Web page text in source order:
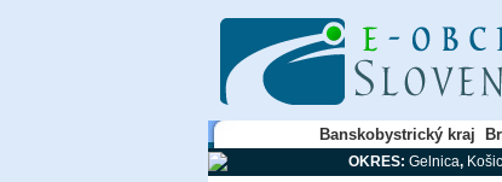
Banskobystrický kraj
OKRES: Gelnica,